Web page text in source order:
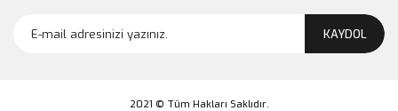
KAYDOL
2021 © Tüm Hakları Saklıdır.